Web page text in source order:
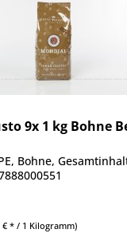
9x 1 kg Bohne
Bohne,
€ * / 1 Kilogramm)